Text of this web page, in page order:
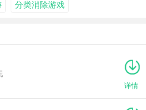
分类消除游戏
详情